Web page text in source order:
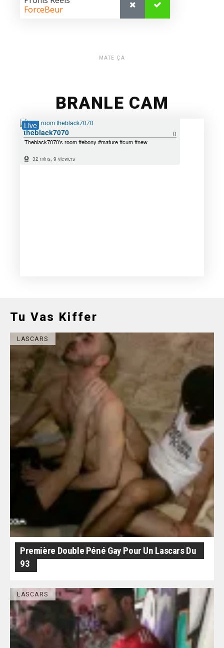
MATE ÇA
BRANLE CAM
Tu Vas Kiffer
LASCARS
Première Double Péné Gay Pour Un Lascars Du
93
LASCARS